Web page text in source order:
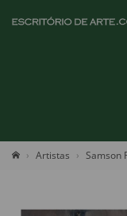
Artistas Samson